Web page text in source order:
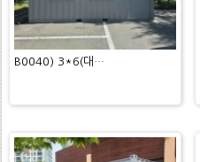
B0040) 3*6(대…